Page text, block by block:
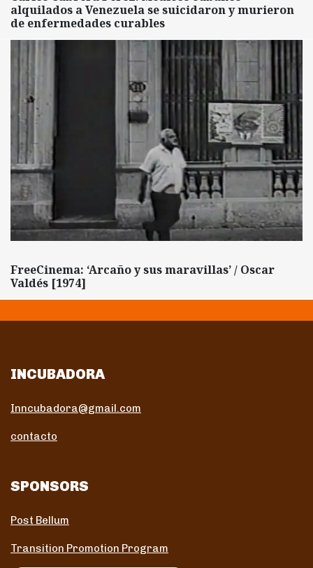
alquilados a Venezuela se suicidaron y murieron
de enfermedades curables
FreeCinema: ‘Arcaño y sus maravillas’ / Oscar
Valdés [1974]
INCUBADORA
Inncubadora@gmail.com
contacto
SPONSORS
Post Bellum
Transition Promotion Program